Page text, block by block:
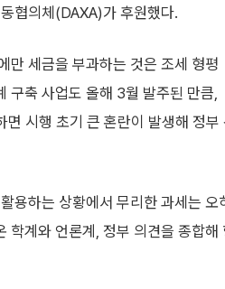
협의체(DAXA)가 후원했다.
만 세금을 부과하는 것은 조세 형평
구축 사업도 올해 3월 발주된 만큼,
시행 초기 큰 혼란이 발생해 정부
용하는 상황에서 무리한 과세는
학계와 언론계, 정부 의견을 종합